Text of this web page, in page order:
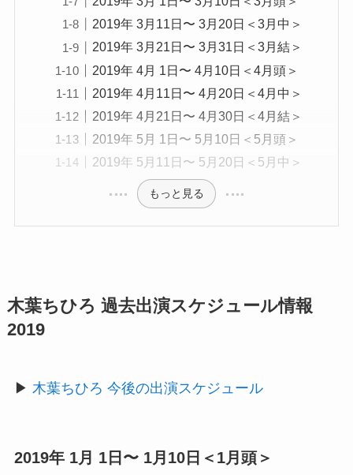
2019年 3月11日〜 3月20日＜3月中＞
2019年 3月21日〜 3月31日＜3月結＞
2019年 4月 1日〜 4月10日＜4月頭＞
2019年 4月11日〜 4月20日＜4月中＞
2019年 4月21日〜 4月30日＜4月結＞
2019年 5月 1日〜 5月10日＜5月頭＞
2019年 5月11日〜 5月20日＜5月中＞
もっと見る
木葉ちひろ 過去出演スケジュール情報
2019
▶︎ 木葉ちひろ 今後の出演スケジュール
2019年 1月 1日〜 1月10日＜1月頭＞